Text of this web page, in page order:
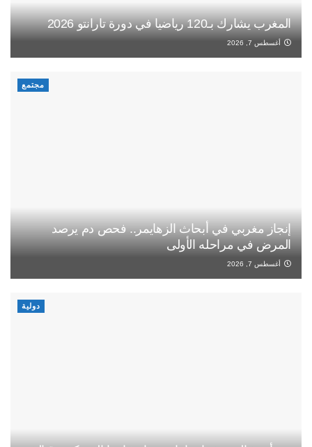
المغرب يشارك بـ120 رياضيا في دورة تارانتو 2026
أغسطس 7, 2026
مجتمع
إنجاز مغربي في أبحاث الزهايمر.. فحص دم يرصد
المرض في مراحله الأولى
أغسطس 7, 2026
دولية